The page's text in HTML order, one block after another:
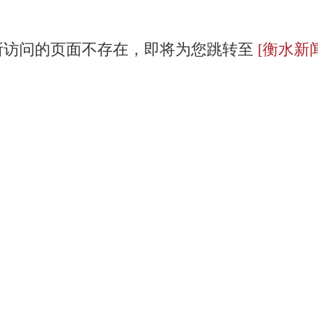
问的页面不存在，即将为您跳转至 [衡水新